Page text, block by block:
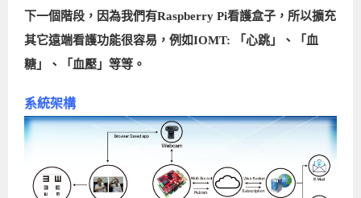
下一個階段，因為我們有Raspberry Pi看護盒子，所以擴充
其它遠端看護功能很容易，例如IOMT: 「心跳」、「血
糖」、「血壓」等等。
系統架構